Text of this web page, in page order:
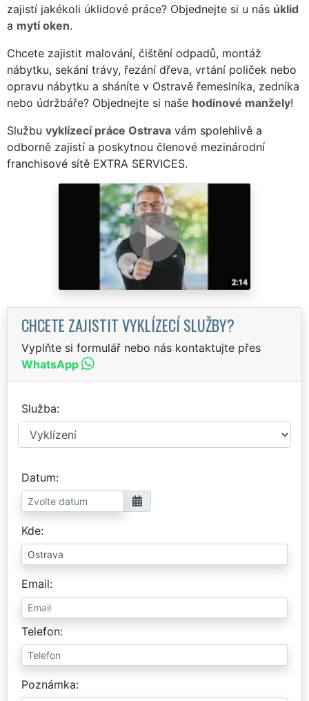
zajistí jakékoli úklidové práce? Objednejte si u nás úklid
a mytí oken.
Chcete zajistit malování, čištění odpadů, montáž
nábytku, sekání trávy, řezání dřeva, vrtání poliček nebo
opravu nábytku a sháníte v Ostravě řemeslníka, zedníka
nebo údržbáře? Objednejte si naše hodinové manžely!
Službu vyklízecí práce Ostrava vám spolehlivě a
odborně zajistí a poskytnou členové mezinárodní
franchisové sítě EXTRA SERVICES.
CHCETE ZAJISTIT VYKLÍZECÍ SLUŽBY?
Vyplňte si formulář nebo nás kontaktujte přes
WhatsApp
Služba
Datum
Kde
Email
Telefon
Poznámka